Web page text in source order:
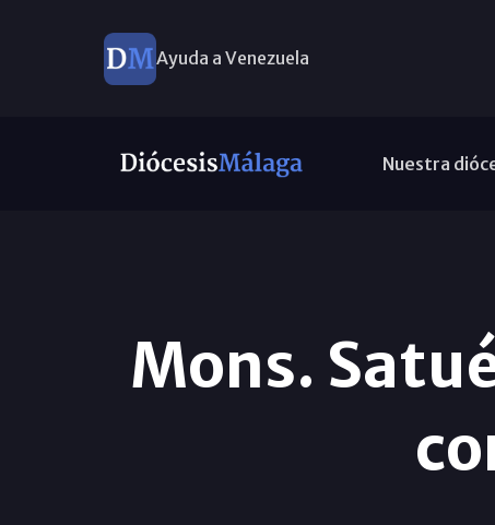
Ayuda a Venezuela
Nuestra
Mons.